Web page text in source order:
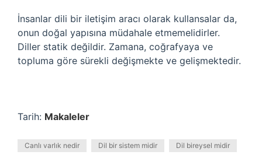
İnsanlar dili bir iletişim aracı olarak kullansalar da,
onun doğal yapısına müdahale etmemelidirler.
Diller statik değildir. Zamana, coğrafyaya ve
topluma göre sürekli değişmekte ve gelişmektedir.
Tarih: Makaleler
Canlı varlık nedir Dil bir sistem midir Dil bireysel midir